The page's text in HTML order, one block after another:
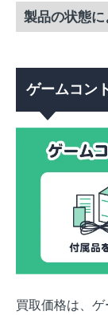
製品の状態
ゲームコン
買取価格は、